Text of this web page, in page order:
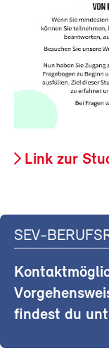
Link zur
SEV-
findest du